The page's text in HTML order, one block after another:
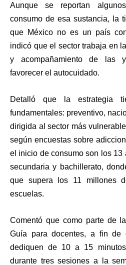
Aunque se reportan
consumo de esa sustancia, la
que México no es un país
indicó que el sector trabaja en
y acompañamiento de las
favorecer el autocuidado.
Detalló que la estrategia
fundamentales: preventivo,
dirigida al sector más
según encuestas sobre
el inicio de consumo son los 13
secundaria y bachillerato,
que supera los 11 millones
escuelas.
Comentó que como parte de
Guía para docentes, a fin de
dediquen de 10 a 15
durante tres sesiones a la